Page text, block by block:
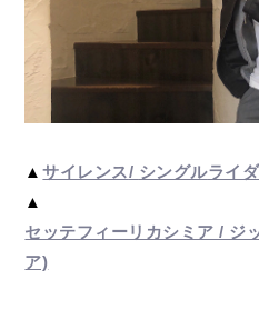
▲サイレンス/ シングルライ
▲
セッテフィーリカシミア / ジ
ア)